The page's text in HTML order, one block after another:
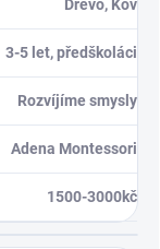
Dřevo, Kov
3-5 let, předškoláci
Rozvíjíme smysly
Adena Montessori
1500-3000kč